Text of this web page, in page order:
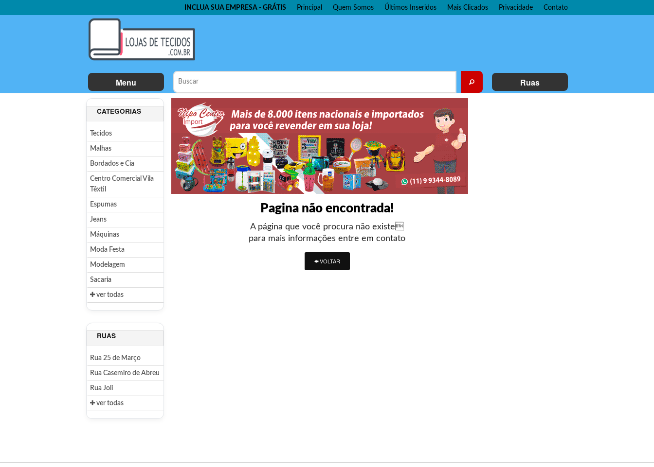
INCLUA SUA EMPRESA - GRÁTIS Principal Quem Somos Últimos Inseridos Mais Clicados Privacidade Contato
Menu Ruas
CATEGORIAS
Tecidos
Malhas
Bordados e Cia
Centro Comercial Vila
Têxtil
Espumas
Jeans
Máquinas
Moda Festa
Modelagem
Sacaria
ver todas
RUAS
Rua 25 de Março
Rua Casemiro de Abreu
Rua Joli
ver todas
Pagina não encontrada!
A página que você procura não existe
para mais informações entre em contato
VOLTAR